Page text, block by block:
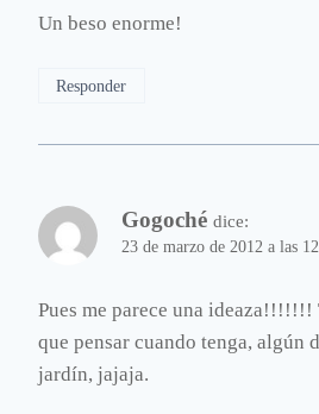
Un beso enorme!
Responder
Gogoché dice:
23 de marzo de 2012 a las
Pues me parece una ideaza!!!!!!!
que pensar cuando tenga, algún
jardín, jajaja.